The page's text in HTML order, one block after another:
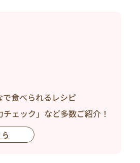
で食べられるレシピ
チェック」など多数ご紹介！